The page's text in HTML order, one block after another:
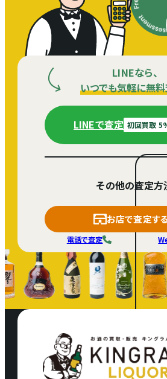
LINEなら、
いつでも気軽に無料
LINEで査定 初回買取
その他の査定方
お店で査定する
電話で査定